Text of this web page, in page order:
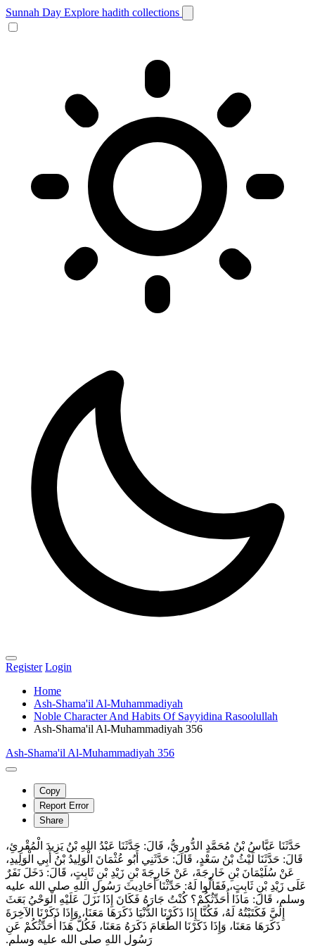
Sunnah Day Explore hadith collections
Register Login
Home
Ash-Shama'il Al-Muhammadiyah
Noble Character And Habits Of Sayyidina Rasoolullah
Ash-Shama'il Al-Muhammadiyah 356
Ash-Shama'il Al-Muhammadiyah 356
Copy
Report Error
Share
حَدَّثَنَا عَبَّاسُ بْنُ مُحَمَّدٍ الدُّورِيُّ، قَالَ‏:‏ حَدَّثَنَا عَبْدُ اللهِ بْنُ يَزِيدَ الْمُقْرِئِ،
قَالَ‏:‏ حَدَّثَنَا لَيْثُ بْنُ سَعْدٍ، قَالَ‏:‏ حَدَّثَنِي أَبُو عُثْمَانَ الْوَلِيدُ بْنُ أَبِي الْوَلِيدِ،
عَنْ سُلَيْمَانَ بْنِ خَارِجَةَ، عَنْ خَارِجَةَ بْنِ زَيْدِ بْنِ ثَابِتٍ، قَالَ‏:‏ دَخَلَ نَفَرٌ
عَلَى زَيْدِ بْنِ ثَابِتٍ، فَقَالُوا لَهُ‏:‏ حَدِّثْنَا أَحَادِيثَ رَسُولِ اللهِ صلى الله عليه
وسلم، قَالَ‏:‏ مَاذَا أُحَدِّثُكُمْ‏؟‏ كُنْتُ جَارَهُ فَكَانَ إِذَا نَزَلَ عَلَيْهِ الْوَحْيُ بَعَثَ
إِلَيَّ فَكَتَبْتُهُ لَهُ، فَكُنَّا إِذَا ذَكَرْنَا الدُّنْيَا ذَكَرَهَا مَعَنَا، وَإِذَا ذَكَرْنَا الآخِرَةَ
ذَكَرَهَا مَعَنَا، وَإِذَا ذَكَرْنَا الطَّعَامَ ذَكَرَهُ مَعَنَا، فَكُلُّ هَذَا أُحَدِّثُكُمْ عَنِ
رَسُولِ اللهِ صلى الله عليه وسلم‏.‏